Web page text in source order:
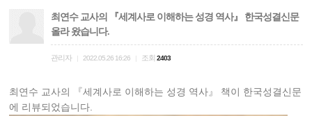
최연수 교사의 『세계사로 이해하는 성경 역사』 한국성결신문
올라 왔습니다.
관리자 2022.05.26 16:26 조회 2403
최연수 교사의 『세계사로 이해하는 성경 역사』 책이 한국성결신문
에 리뷰되었습니다.